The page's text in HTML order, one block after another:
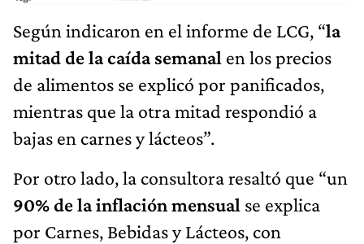
Según indicaron en el informe de LCG, “la
mitad de la caída semanal en los precios
de alimentos se explicó por panificados,
mientras que la otra mitad respondió a
bajas en carnes y lácteos”.
Por otro lado, la consultora resaltó que “un
90% de la inflación mensual se explica
por Carnes, Bebidas y Lácteos, con